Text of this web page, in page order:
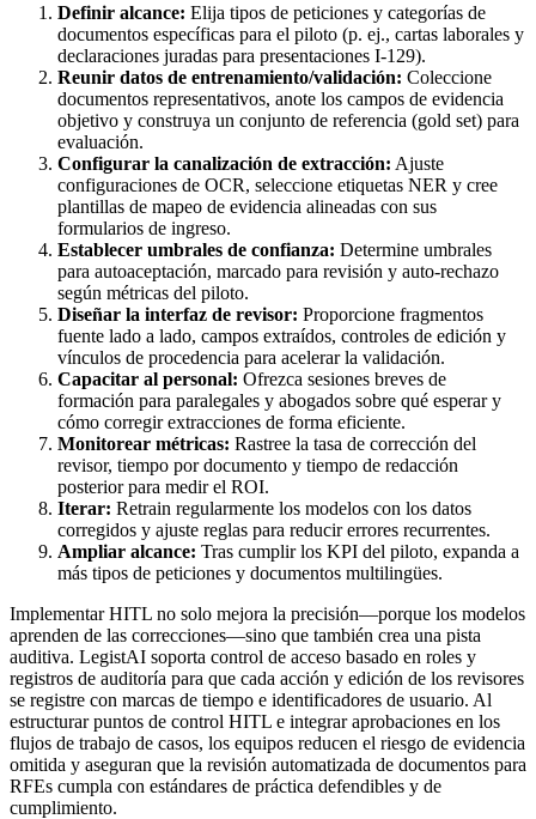
Definir alcance: Elija tipos de peticiones y categorías de
documentos específicas para el piloto (p. ej., cartas laborales y
declaraciones juradas para presentaciones I-129).
Reunir datos de entrenamiento/validación: Coleccione
documentos representativos, anote los campos de evidencia
objetivo y construya un conjunto de referencia (gold set) para
evaluación.
Configurar la canalización de extracción: Ajuste
configuraciones de OCR, seleccione etiquetas NER y cree
plantillas de mapeo de evidencia alineadas con sus
formularios de ingreso.
Establecer umbrales de confianza: Determine umbrales
para autoaceptación, marcado para revisión y auto-rechazo
según métricas del piloto.
Diseñar la interfaz de revisor: Proporcione fragmentos
fuente lado a lado, campos extraídos, controles de edición y
vínculos de procedencia para acelerar la validación.
Capacitar al personal: Ofrezca sesiones breves de
formación para paralegales y abogados sobre qué esperar y
cómo corregir extracciones de forma eficiente.
Monitorear métricas: Rastree la tasa de corrección del
revisor, tiempo por documento y tiempo de redacción
posterior para medir el ROI.
Iterar: Retrain regularmente los modelos con los datos
corregidos y ajuste reglas para reducir errores recurrentes.
Ampliar alcance: Tras cumplir los KPI del piloto, expanda a
más tipos de peticiones y documentos multilingües.
Implementar HITL no solo mejora la precisión—porque los modelos
aprenden de las correcciones—sino que también crea una pista
auditiva. LegistAI soporta control de acceso basado en roles y
registros de auditoría para que cada acción y edición de los revisores
se registre con marcas de tiempo e identificadores de usuario. Al
estructurar puntos de control HITL e integrar aprobaciones en los
flujos de trabajo de casos, los equipos reducen el riesgo de evidencia
omitida y aseguran que la revisión automatizada de documentos para
RFEs cumpla con estándares de práctica defendibles y de
cumplimiento.